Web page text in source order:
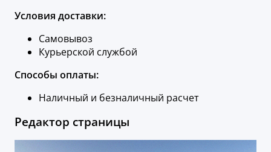
Условия доставки:
Самовывоз
Курьерской службой
Способы оплаты:
Наличный и безналичный расчет
Редактор страницы